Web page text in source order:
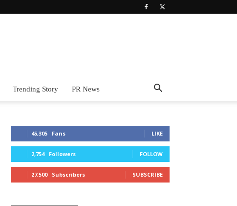
Trending Story PR News
45,305 Fans LIKE
2,754 Followers FOLLOW
27,500 Subscribers SUBSCRIBE